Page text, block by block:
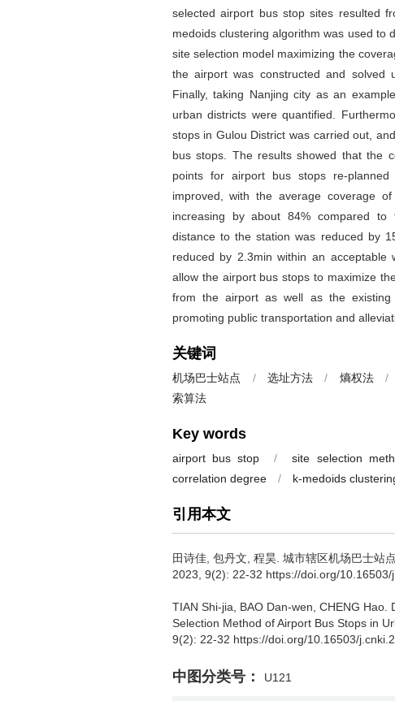
selected airport bus stop sites resulted
medoids clustering algorithm was used to
site selection model maximizing the
the airport was constructed and solved
Finally, taking Nanjing city as an
urban districts were quantified.
stops in Gulou District was carried out,
bus stops. The results showed that the
points for airport bus stops re-
improved, with the average coverage
increasing by about 84% compared to
distance to the station was reduced by
reduced by 2.3min within an acceptable
allow the airport bus stops to maximize
from the airport as well as the
promoting public transportation and
关键词
机场巴士站点 / 选址方法 / 熵权法 /
索算法
Key words
airport bus stop / site selection
correlation degree
/ k-medoids
引用本文
田诗佳, 包丹文 程昊. 城市辖区机场巴士站
2023, 9(2): 22-32 https://doi.org/
TIAN Shi-jia BAO Dan-wen CHENG Hao.
Selection Method of Airport Bus Stops in
9(2): 22-32 https://doi.org/10.16503/
中图分类号： U121